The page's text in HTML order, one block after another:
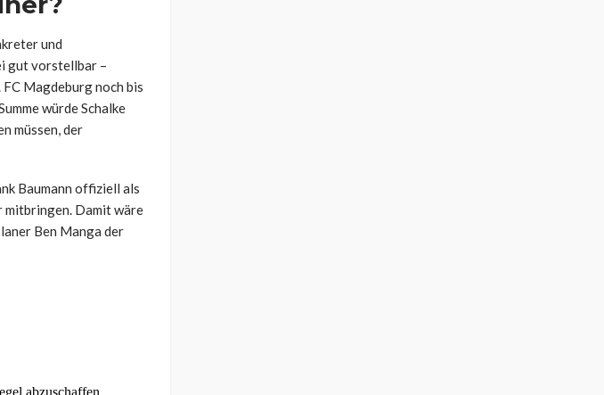
und
gut vorstellbar –
Magdeburg noch bis
würde Schalke
müssen, der
Baumann offiziell als
mitbringen. Damit wäre
Ben Manga der